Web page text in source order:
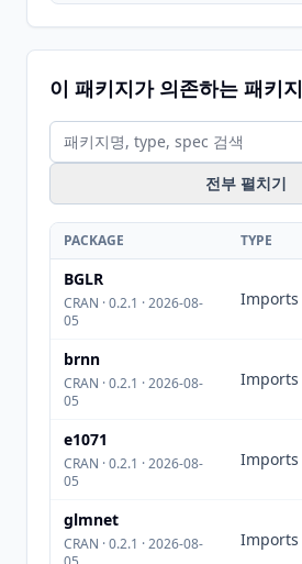
이 패키지가 의존하는 패키지
전부 펼치기
PACKAGE TYPE
BGLR
CRAN · 0.2.1 · 2026-08-
05
Imports
brnn
CRAN · 0.2.1 · 2026-08-
05
Imports
e1071
CRAN · 0.2.1 · 2026-08-
05
Imports
glmnet
CRAN · 0.2.1 · 2026-08-
Imports